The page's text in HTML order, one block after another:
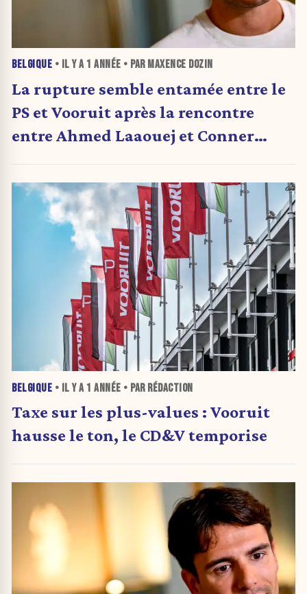
BELGIQUE • IL Y A 1 ANNÉE • PAR MAXENCE DOZIN
La rupture semble entamée entre le
PS et Vooruit après la rencontre
entre Ahmed Laaouej et Conner
BELGIQUE • IL Y A 1 ANNÉE • PAR RÉDACTION
Taxe sur les plus-values : Vooruit
hausse le ton, le CD&V temporise